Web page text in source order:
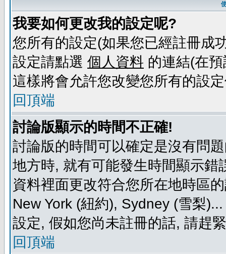
我要如何更改我的設定呢?
您所有的設定(如果您已經註冊成
設定請點選 個人資料 的連結(在
這樣將會允許您改變您所有的設
回頂端
討論版顯示的時間不正確!
討論版的時間可以確定是沒有問
地方時, 就有可能發生時間顯示
資料裡面更改符合您所在地時區
New York (紐約), Sydney (雪梨
設定, 假如您尚未註冊的話, 請趕
回頂端